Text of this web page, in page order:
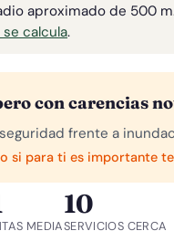
aproximado de 500
calcula.
con carencias
frente a
si para ti es importante
MEDIA
10
SERVICIOS CERCA